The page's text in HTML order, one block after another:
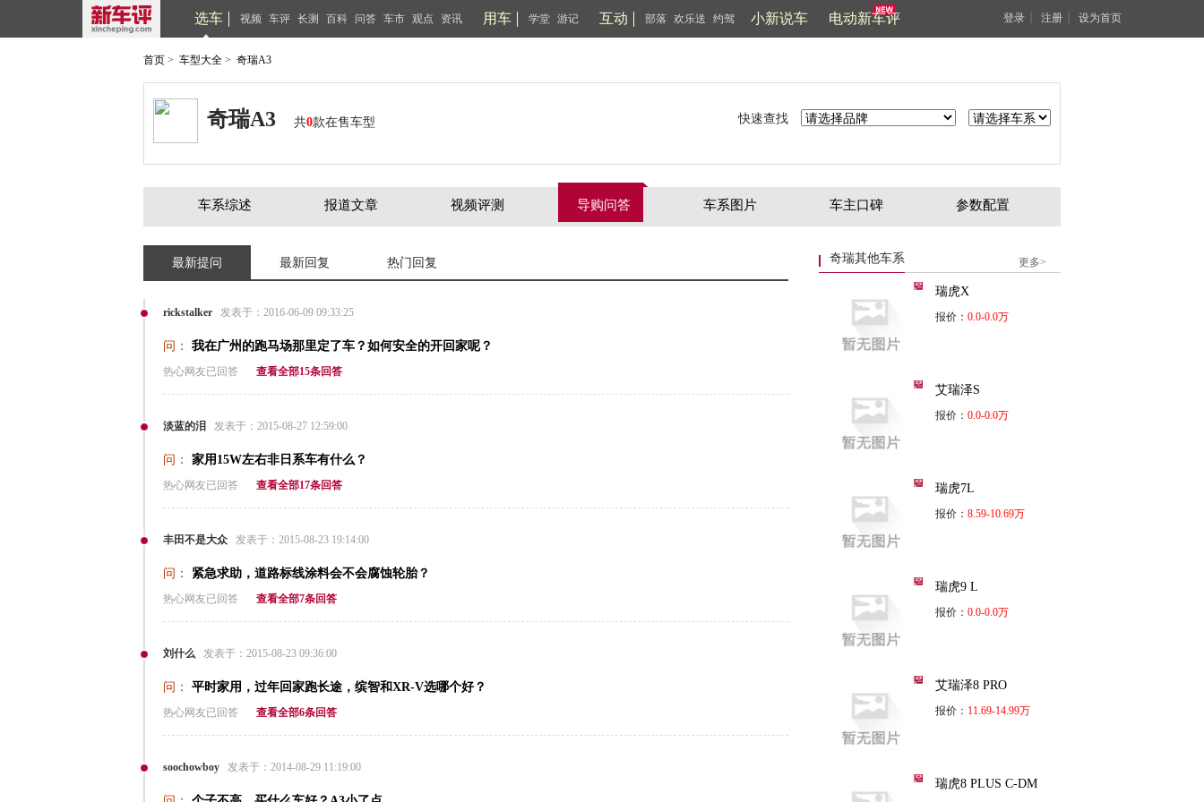
选车 视频 车评 长测 百科 问答 车市 观点 资讯 用车 学堂 游记 互动 部落 欢乐送 约驾 小新说车 电动新车评 登录 注册 设为首页
首页 > 车型大全 > 奇瑞A3
奇瑞A3 共0款在售车型 快速查找
车系综述 报道文章 视频评测 导购问答 车系图片 车主口碑 参数配置
最新提问 最新回复 热门回复
rickstalker 发表于：2016-06-09 09:33:25
问： 我在广州的跑马场那里定了车？如何安全的开回家呢？
热心网友已回答 查看全部15条回答
淡蓝的泪 发表于：2015-08-27 12:59:00
问： 家用15W左右非日系车有什么？
热心网友已回答 查看全部17条回答
丰田不是大众 发表于：2015-08-23 19:14:00
问： 紧急求助，道路标线涂料会不会腐蚀轮胎？
热心网友已回答 查看全部7条回答
刘什么 发表于：2015-08-23 09:36:00
问： 平时家用，过年回家跑长途，缤智和XR-V选哪个好？
热心网友已回答 查看全部6条回答
soochowboy 发表于：2014-08-29 11:19:00
奇瑞其他车系 更多>
瑞虎X
报价： 0.0-0.0万
艾瑞泽S
报价： 0.0-0.0万
瑞虎7L
报价： 8.59-10.69万
瑞虎9 L
报价： 0.0-0.0万
艾瑞泽8 PRO
报价： 11.69-14.99万
瑞虎8 PLUS C-DM